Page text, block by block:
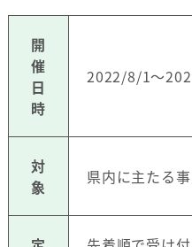
開
催
日
時
2022/8/1～
対
象
県内に主たる